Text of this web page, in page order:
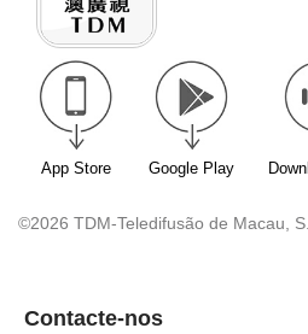
App Store Google Play
©2026 TDM-Teledifusão de Macau,
Contacte-nos